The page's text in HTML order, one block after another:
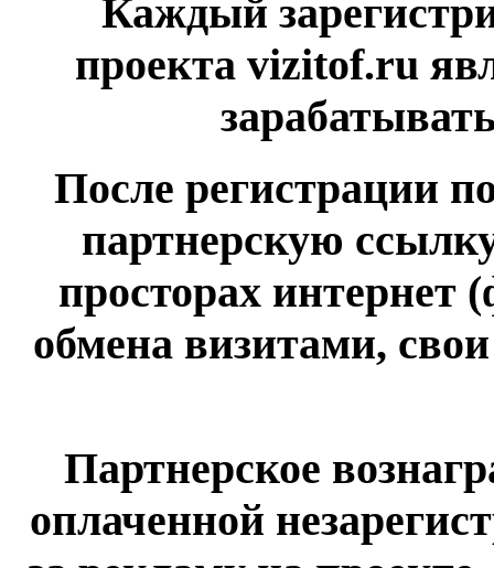
Каждый
проекта vizitof.ru
После регистрации
партнерскую
просторах интернет
обмена визитами,
Партнерское
оплаченной